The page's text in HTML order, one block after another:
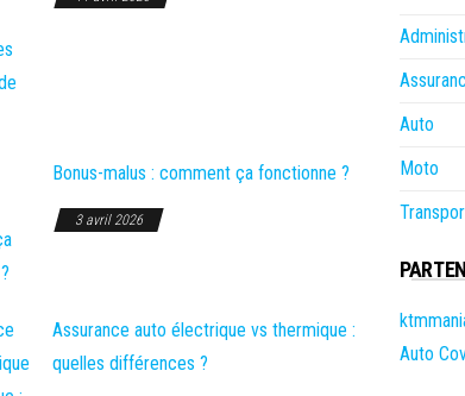
Bonus-malus : comment ça fonctionne ?
3 avril 2026
Assurance auto électrique vs thermique :
quelles différences ?
Auto
Moto
Auto